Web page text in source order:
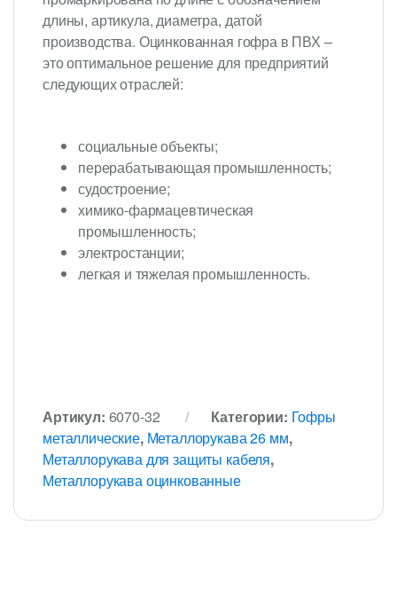
длины, артикула, диаметра, датой
производства. Оцинкованная гофра в ПВХ –
это оптимальное решение для предприятий
следующих отраслей:
социальные объекты;
перерабатывающая промышленность;
судостроение;
химико-фармацевтическая
промышленность;
электростанции;
легкая и тяжелая промышленность.
Артикул: 6070-32 Категории: Гофры
металлические, Металлорукава 26 мм,
Металлорукава для защиты кабеля,
Металлорукава оцинкованные